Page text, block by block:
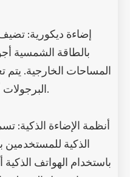
إضاءة ديكورية:
بالطاقة الشمسية
المساحات الخارجية. يتم
البرجولات أو الأشجار لأغراض الديكور.
أنظمة الإضاءة الذكية:
الذكية للمستخدمين
باستخدام الهواتف الذكية